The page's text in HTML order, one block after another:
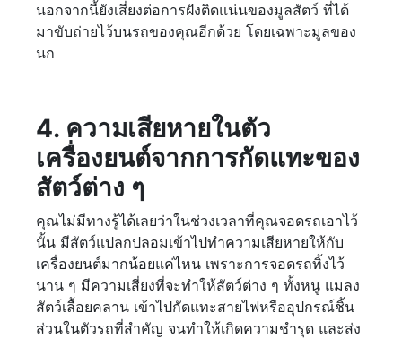
นอกจากนี้ยังเสี่ยงต่อการฝังติดแน่นของมูลสัตว์ ที่ได้
มาขับถ่ายไว้บนรถของคุณอีกด้วย โดยเฉพาะมูลของ
นก
4. ความเสียหายในตัว
เครื่องยนต์จากการกัดแทะของ
สัตว์ต่าง ๆ
คุณไม่มีทางรู้ได้เลยว่าในช่วงเวลาที่คุณจอดรถเอาไว้
นั้น มีสัตว์แปลกปลอมเข้าไปทำความเสียหายให้กับ
เครื่องยนต์มากน้อยแค่ไหน เพราะการจอดรถทิ้งไว้
นาน ๆ มีความเสี่ยงที่จะทำให้สัตว์ต่าง ๆ ทั้งหนู แมลง
สัตว์เลื้อยคลาน เข้าไปกัดแทะสายไฟหรืออุปกรณ์ชิ้น
ส่วนในตัวรถที่สำคัญ จนทำให้เกิดความชำรุด และส่ง